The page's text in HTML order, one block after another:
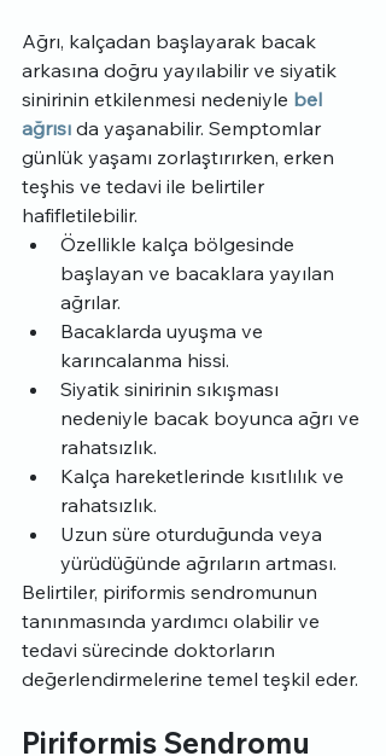
Ağrı, kalçadan başlayarak bacak
arkasına doğru yayılabilir ve siyatik
sinirinin etkilenmesi nedeniyle bel
ağrısı da yaşanabilir. Semptomlar
günlük yaşamı zorlaştırırken, erken
teşhis ve tedavi ile belirtiler
hafifletilebilir.
Özellikle kalça bölgesinde
başlayan ve bacaklara yayılan
ağrılar.
Bacaklarda uyuşma ve
karıncalanma hissi.
Siyatik sinirinin sıkışması
nedeniyle bacak boyunca ağrı ve
rahatsızlık.
Kalça hareketlerinde kısıtlılık ve
rahatsızlık.
Uzun süre oturduğunda veya
yürüdüğünde ağrıların artması.
Belirtiler, piriformis sendromunun
tanınmasında yardımcı olabilir ve
tedavi sürecinde doktorların
değerlendirmelerine temel teşkil eder.
Piriformis Sendromu